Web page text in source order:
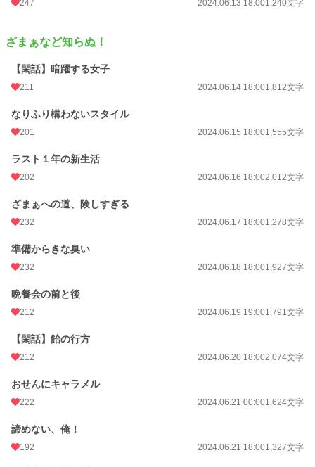
247 2024.06.13 18:001,240文字
ざまぁなど知らぬ！
【閑話】暗躍する女子
211 2024.06.14 18:001,812文字
なりふり構わないスタイル
201 2024.06.15 18:001,555文字
ラスト１年の新生活
202 2024.06.16 18:002,012文字
ざまぁへの道、険しすぎる
232 2024.06.17 18:001,278文字
準備からきな臭い
232 2024.06.18 18:001,927文字
晩餐会の前と後
212 2024.06.19 19:001,791文字
【閑話】飴の行方
212 2024.06.20 18:002,074文字
おせんにキャラメル
222 2024.06.21 00:001,624文字
諦めない、俺！
192 2024.06.21 18:001,327文字